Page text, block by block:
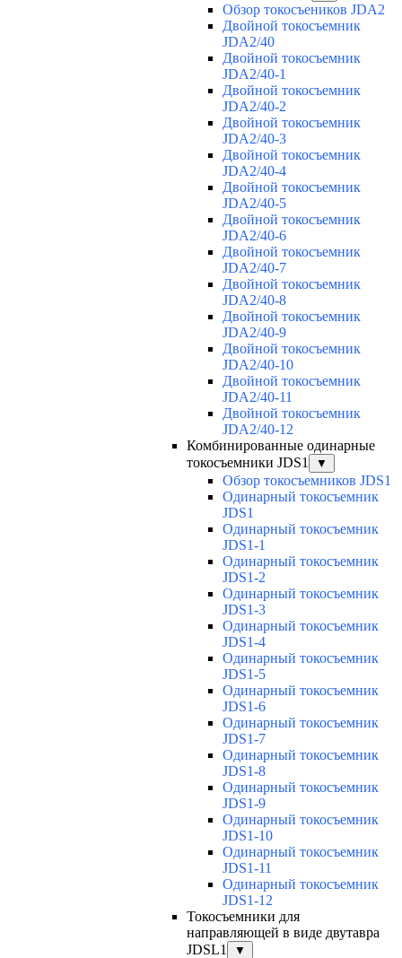
Обзор токосъеников JDA2
Двойной токосъемник
JDA2/40
Двойной токосъемник
JDA2/40-1
Двойной токосъемник
JDA2/40-2
Двойной токосъемник
JDA2/40-3
Двойной токосъемник
JDA2/40-4
Двойной токосъемник
JDA2/40-5
Двойной токосъемник
JDA2/40-6
Двойной токосъемник
JDA2/40-7
Двойной токосъемник
JDA2/40-8
Двойной токосъемник
JDA2/40-9
Двойной токосъемник
JDA2/40-10
Двойной токосъемник
JDA2/40-11
Двойной токосъемник
JDA2/40-12
Комбинированные одинарные
токосъемники JDS1
▼
Обзор токосъемников JDS1
Одинарный токосъемник
JDS1
Одинарный токосъемник
JDS1-1
Одинарный токосъемник
JDS1-2
Одинарный токосъемник
JDS1-3
Одинарный токосъемник
JDS1-4
Одинарный токосъемник
JDS1-5
Одинарный токосъемник
JDS1-6
Одинарный токосъемник
JDS1-7
Одинарный токосъемник
JDS1-8
Одинарный токосъемник
JDS1-9
Одинарный токосъемник
JDS1-10
Одинарный токосъемник
JDS1-11
Одинарный токосъемник
JDS1-12
Токосъемники для
направляющей в виде двутавра
JDSL1
▼